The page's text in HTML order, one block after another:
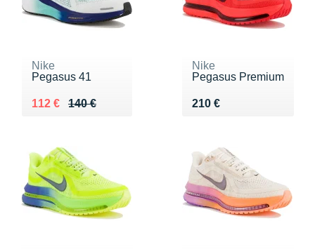
Nike
Pegasus 41
140 €
Au lieu de 140 €
112 €
Vendu 112 €
Nike
Pegasus Premium
210 €
Vendu 210 €